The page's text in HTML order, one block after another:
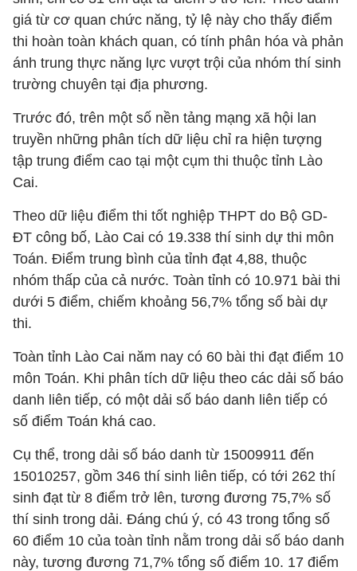
giá từ cơ quan chức năng, tỷ lệ này cho thấy điểm
thi hoàn toàn khách quan, có tính phân hóa và phản
ánh trung thực năng lực vượt trội của nhóm thí sinh
trường chuyên tại địa phương.
Trước đó, trên một số nền tảng mạng xã hội lan
truyền những phân tích dữ liệu chỉ ra hiện tượng
tập trung điểm cao tại một cụm thi thuộc tỉnh Lào
Cai.
Theo dữ liệu điểm thi tốt nghiệp THPT do Bộ GD-
ĐT công bố, Lào Cai có 19.338 thí sinh dự thi môn
Toán. Điểm trung bình của tỉnh đạt 4,88, thuộc
nhóm thấp của cả nước. Toàn tỉnh có 10.971 bài thi
dưới 5 điểm, chiếm khoảng 56,7% tổng số bài dự
thi.
Toàn tỉnh Lào Cai năm nay có 60 bài thi đạt điểm 10
môn Toán. Khi phân tích dữ liệu theo các dải số báo
danh liên tiếp, có một dải số báo danh liên tiếp có
số điểm Toán khá cao.
Cụ thể, trong dải số báo danh từ 15009911 đến
15010257, gồm 346 thí sinh liên tiếp, có tới 262 thí
sinh đạt từ 8 điểm trở lên, tương đương 75,7% số
thí sinh trong dải. Đáng chú ý, có 43 trong tổng số
60 điểm 10 của toàn tỉnh nằm trong dải số báo danh
này, tương đương 71,7% tổng số điểm 10. 17 điểm